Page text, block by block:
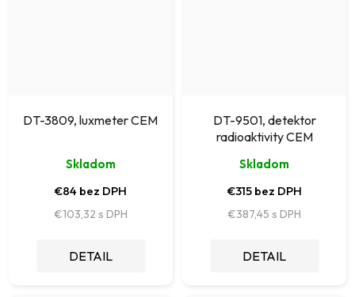
DT-3809, luxmeter CEM
Skladom
€84 bez DPH
€103,32
DETAIL
DT-9501, detektor
radioaktivity CEM
Skladom
€315 bez DPH
€387,45
DETAIL